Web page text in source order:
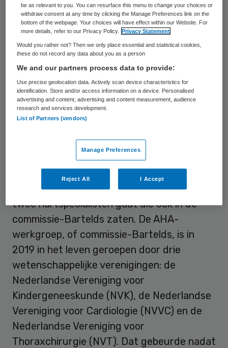
ministerie. Ook vanuit de kindercardiologie
zouden zulke gesprekken zijn geweest. Die
contacten hebben het besluit van VWS “in
een richting gestuurd die noch door de
commissie CCTC, noch door (het bestuur
van) de NVT geadviseerd is, namelijk de
aanwijzing van twee centra”.
Onderzoek van ZorgvisieenFollow the
Money , op basis van honderden Wob-
documenten, heeft aangetoond dat het om
twee hartspecialisten gaat die ook in de
commissie-Bartelds zaten. De AHA-
werkgroep, of commissie-Bartelds, is in
2019 in het leven geroepen door drie
wetenschappelijke verenigingen: de
Nederlandse Vereniging voor
Kindergeneeskunde (NVK), de Nederlandse
Vereniging voor Cardiologie (NVVC) en de
Nederlandse Vereniging voor
Thoraxchirurgie (NVT). Dat gebeurde nadat
be as relevant to you. You can resurface this menu to change your choices or
withdraw consent at any time by clicking the Manage Preferences link on the
bottom of the webpage. Your choices will have effect within our Website. For
more details, refer to our Privacy Policy.
Privacy Statement
Would you rather not? Then we only place essential and statistical cookies,
these do not record any data about you as a person
We and our partners process data to provide:
Use precise geolocation data. Actively scan device characteristics for
identification. Store and/or access information on a device. Personalised
advertising and content, advertising and content measurement, audience
research and services development.
List of Partners (vendors)
Manage Preferences
Reject All I Accept